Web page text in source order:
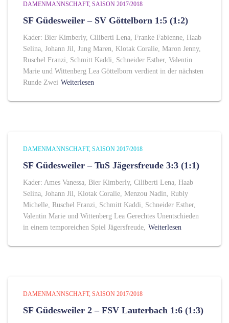
DAMENMANNSCHAFT SAISON 2017/2018
SF Güdesweiler – SV Göttelborn 1:5 (1:2)
Kader: Bier Kimberly, Ciliberti Lena, Franke Fabienne, Haab
Selina, Johann Jil, Jung Maren, Klotak Coralie, Maron Jenny,
Ruschel Franzi, Schmitt Kaddi, Schneider Esther, Valentin
Marie und Wittenberg Lea Göttelborn verdient in der nächsten
Runde Zwei Weiterlesen
DAMENMANNSCHAFT SAISON 2017/2018
SF Güdesweiler – TuS Jägersfreude 3:3 (1:1)
Kader: Ames Vanessa, Bier Kimberly, Ciliberti Lena, Haab
Selina, Johann Jil, Klotak Coralie, Menzou Nadin, Rubly
Michelle, Ruschel Franzi, Schmitt Kaddi, Schneider Esther,
Valentin Marie und Wittenberg Lea Gerechtes Unentschieden
in einem temporeichen Spiel Jägersfreude, Weiterlesen
DAMENMANNSCHAFT SAISON 2017/2018
SF Güdesweiler 2 – FSV Lauterbach 1:6 (1:3)